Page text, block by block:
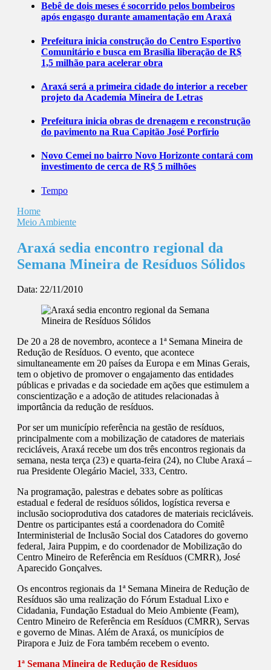
Bebê de dois meses é socorrido pelos bombeiros
após engasgo durante amamentação em Araxá
Prefeitura inicia construção do Centro Esportivo
Comunitário e busca em Brasília liberação de R$
1,5 milhão para acelerar obra
Araxá será a primeira cidade do interior a receber
projeto da Academia Mineira de Letras
Prefeitura inicia obras de drenagem e reconstrução
do pavimento na Rua Capitão José Porfírio
Novo Cemei no bairro Novo Horizonte contará com
investimento de cerca de R$ 5 milhões
Tempo
Home
Meio Ambiente
Araxá sedia encontro regional da
Semana Mineira de Resíduos Sólidos
Data: 22/11/2010
De 20 a 28 de novembro, acontece a 1ª Semana Mineira de
Redução de Resíduos. O evento, que acontece
simultaneamente em 20 países da Europa e em Minas Gerais,
tem o objetivo de promover o engajamento das entidades
públicas e privadas e da sociedade em ações que estimulem a
conscientização e a adoção de atitudes relacionadas à
importância da redução de resíduos.
Por ser um município referência na gestão de resíduos,
principalmente com a mobilização de catadores de materiais
recicláveis, Araxá recebe um dos três encontros regionais da
semana, nesta terça (23) e quarta-feira (24), no Clube Araxá –
rua Presidente Olegário Maciel, 333, Centro.
Na programação, palestras e debates sobre as políticas
estadual e federal de resíduos sólidos, logística reversa e
inclusão socioprodutiva dos catadores de materiais recicláveis.
Dentre os participantes está a coordenadora do Comitê
Interministerial de Inclusão Social dos Catadores do governo
federal, Jaira Puppim, e do coordenador de Mobilização do
Centro Mineiro de Referência em Resíduos (CMRR), José
Aparecido Gonçalves.
Os encontros regionais da 1ª Semana Mineira de Redução de
Resíduos são uma realização do Fórum Estadual Lixo e
Cidadania, Fundação Estadual do Meio Ambiente (Feam),
Centro Mineiro de Referência em Resíduos (CMRR), Servas
e governo de Minas. Além de Araxá, os municípios de
Pirapora e Juiz de Fora também recebem o evento.
1ª Semana Mineira de Redução de Resíduos